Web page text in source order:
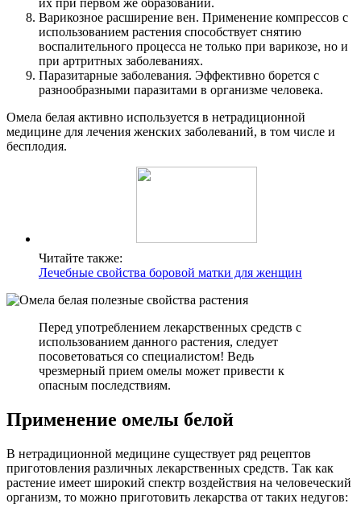
их при первом же образовании.
Варикозное расширение вен. Применение компрессов с
использованием растения способствует снятию
воспалительного процесса не только при варикозе, но и
при артритных заболеваниях.
Паразитарные заболевания. Эффективно борется с
разнообразными паразитами в организме человека.
Омела белая активно используется в нетрадиционной
медицине для лечения женских заболеваний, в том числе и
бесплодия.
Читайте также:
Лечебные свойства боровой матки для женщин
Перед употреблением лекарственных средств с
использованием данного растения, следует
посоветоваться со специалистом! Ведь
чрезмерный прием омелы может привести к
опасным последствиям.
Применение омелы белой
В нетрадиционной медицине существует ряд рецептов
приготовления различных лекарственных средств. Так как
растение имеет широкий спектр воздействия на человеческий
организм, то можно приготовить лекарства от таких недугов: